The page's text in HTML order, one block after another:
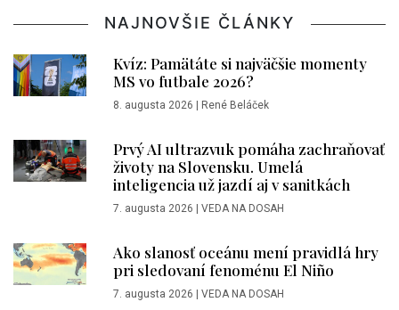
NAJNOVŠIE ČLÁNKY
Kvíz: Pamätáte si najväčšie momenty
MS vo futbale 2026?
8. augusta 2026 René Beláček
Prvý AI ultrazvuk pomáha zachraňovať
životy na Slovensku. Umelá
inteligencia už jazdí aj v sanitkách
7. augusta 2026 VEDA NA DOSAH
Ako slanosť oceánu mení pravidlá hry
pri sledovaní fenoménu El Niño
7. augusta 2026 VEDA NA DOSAH